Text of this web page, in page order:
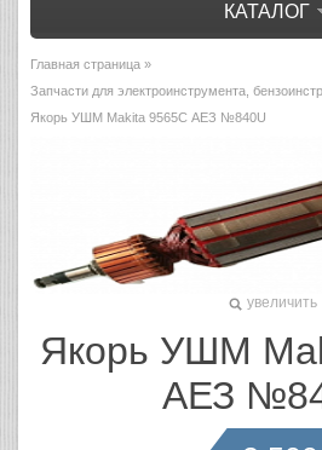
КАТАЛОГ
Главная страница »
Запчасти для электроинструмента,
Якорь УШМ Makita 9565С АЕЗ №840U
увеличить
Якорь УШМ
АЕЗ